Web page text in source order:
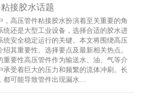
接胶水话题
，高压管件粘接胶水扮演着至关重要的角
统还是大型工业设备，选择合适的胶水进
统安全稳定运行的关键。本文将围绕高压
其重要性、选择要点及最新相关热点。
重要性高压管件作为输送水、油、气等介
承受着巨大的压力和频繁的流体冲刷。长
都可能导致管件出现漏水…